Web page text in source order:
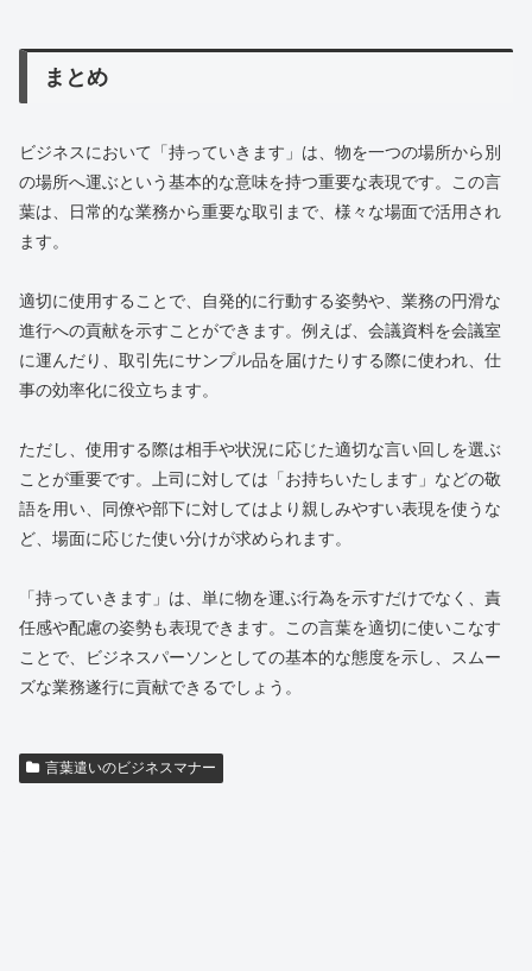
まとめ
ビジネスにおいて「持っていきます」は、物を一つの場所から別
の場所へ運ぶという基本的な意味を持つ重要な表現です。この言
葉は、日常的な業務から重要な取引まで、様々な場面で活用され
ます。
適切に使用することで、自発的に行動する姿勢や、業務の円滑な
進行への貢献を示すことができます。例えば、会議資料を会議室
に運んだり、取引先にサンプル品を届けたりする際に使われ、仕
事の効率化に役立ちます。
ただし、使用する際は相手や状況に応じた適切な言い回しを選ぶ
ことが重要です。上司に対しては「お持ちいたします」などの敬
語を用い、同僚や部下に対してはより親しみやすい表現を使うな
ど、場面に応じた使い分けが求められます。
「持っていきます」は、単に物を運ぶ行為を示すだけでなく、責
任感や配慮の姿勢も表現できます。この言葉を適切に使いこなす
ことで、ビジネスパーソンとしての基本的な態度を示し、スムー
ズな業務遂行に貢献できるでしょう。
言葉遣いのビジネスマナー